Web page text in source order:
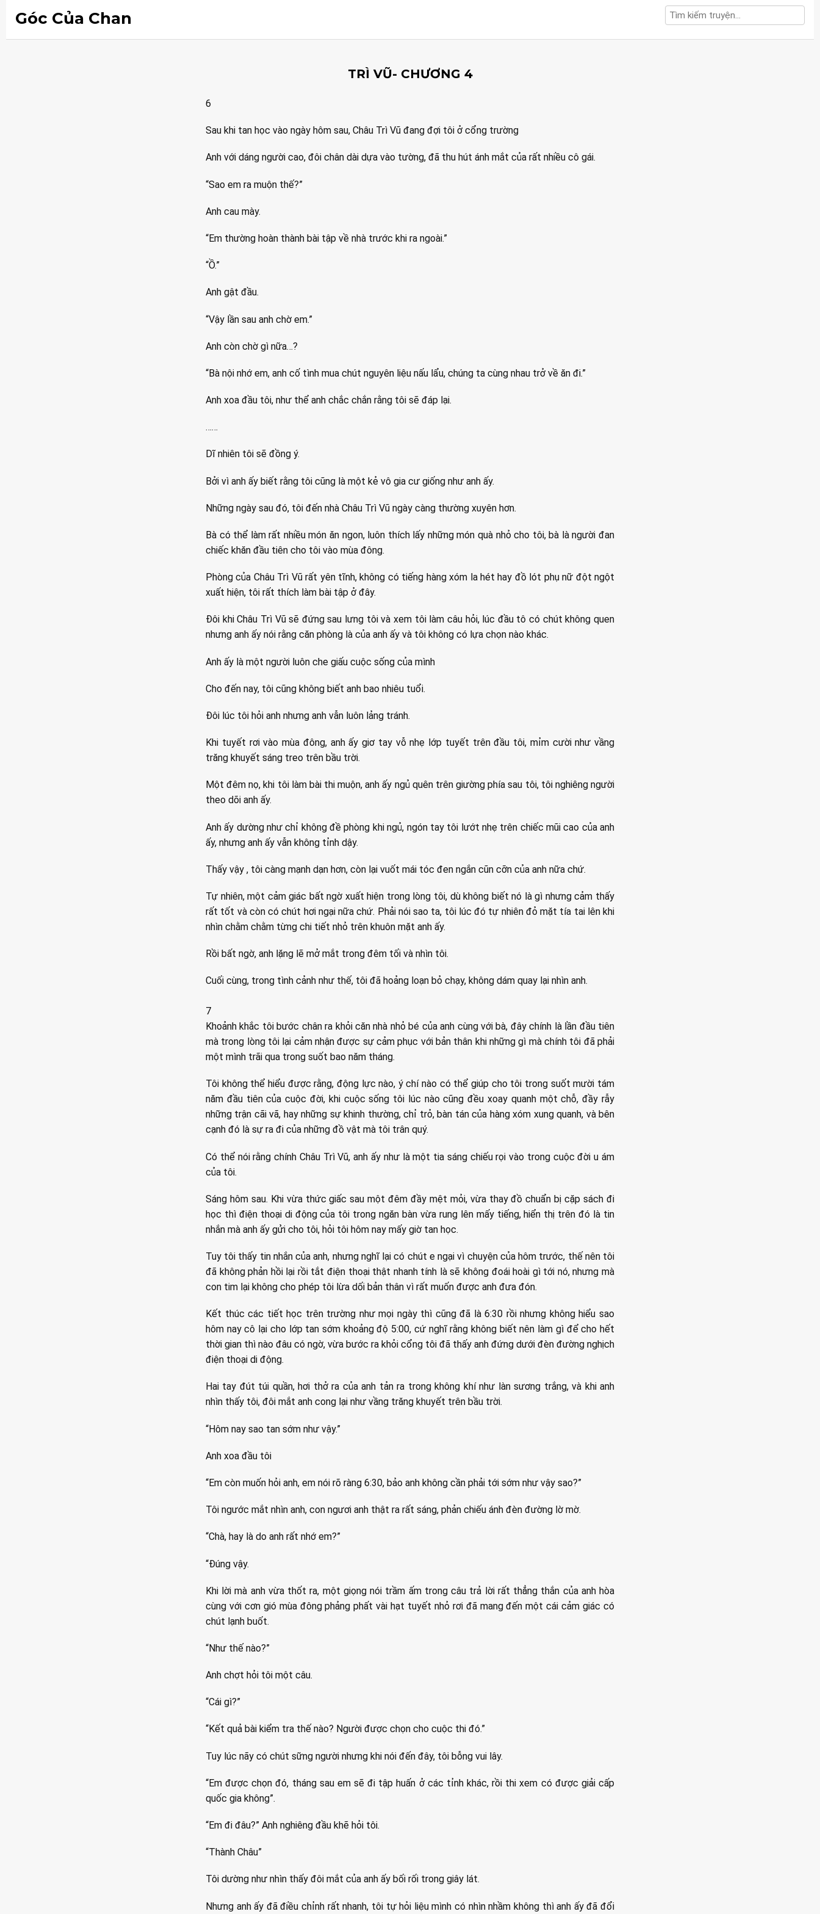
Góc Của Chan
TRÌ VŨ- CHƯƠNG 4
6
Sau khi tan học vào ngày hôm sau, Châu Trì Vũ đang đợi tôi ở cổng trường
Anh với dáng người cao, đôi chân dài dựa vào tường, đã thu hút ánh mắt của rất nhiều cô gái.
“Sao em ra muộn thế?”
Anh cau mày.
“Em thường hoàn thành bài tập về nhà trước khi ra ngoài.”
“Ồ.”
Anh gật đầu.
“Vậy lần sau anh chờ em.”
Anh còn chờ gì nữa…?
“Bà nội nhớ em, anh cố tình mua chút nguyên liệu nấu lẩu, chúng ta cùng nhau trở về ăn đi.”
Anh xoa đầu tôi, như thể anh chắc chắn rằng tôi sẽ đáp lại.
……
Dĩ nhiên tôi sẽ đồng ý.
Bởi vì anh ấy biết rằng tôi cũng là một kẻ vô gia cư giống như anh ấy.
Những ngày sau đó, tôi đến nhà Châu Trì Vũ ngày càng thường xuyên hơn.
Bà có thể làm rất nhiều món ăn ngon, luôn thích lấy những món quà nhỏ cho tôi, bà là người đan
chiếc khăn đầu tiên cho tôi vào mùa đông.
Phòng của Châu Trì Vũ rất yên tĩnh, không có tiếng hàng xóm la hét hay đồ lót phụ nữ đột ngột
xuất hiện, tôi rất thích làm bài tập ở đây.
Đôi khi Châu Trì Vũ sẽ đứng sau lưng tôi và xem tôi làm câu hỏi, lúc đầu tô có chút không quen
nhưng anh ấy nói rằng căn phòng là của anh ấy và tôi không có lựa chọn nào khác.
Anh ấy là một người luôn che giấu cuộc sống của mình
Cho đến nay, tôi cũng không biết anh bao nhiêu tuổi.
Đôi lúc tôi hỏi anh nhưng anh vẫn luôn lảng tránh.
Khi tuyết rơi vào mùa đông, anh ấy giơ tay vỗ nhẹ lớp tuyết trên đầu tôi, mỉm cười như vầng
trăng khuyết sáng treo trên bầu trời.
Một đêm nọ, khi tôi làm bài thi muộn, anh ấy ngủ quên trên giường phía sau tôi, tôi nghiêng người
theo dõi anh ấy.
Anh ấy dường như chỉ không đề phòng khi ngủ, ngón tay tôi lướt nhẹ trên chiếc mũi cao của anh
ấy, nhưng anh ấy vẫn không tỉnh dậy.
Thấy vậy , tôi càng mạnh dạn hơn, còn lại vuốt mái tóc đen ngắn cũn cỡn của anh nữa chứ.
Tự nhiên, một cảm giác bất ngờ xuất hiện trong lòng tôi, dù không biết nó là gì nhưng cảm thấy
rất tốt và còn có chút hơi ngại nữa chứ. Phải nói sao ta, tôi lúc đó tự nhiên đỏ mặt tía tai lên khi
nhìn chằm chằm từng chi tiết nhỏ trên khuôn mặt anh ấy.
Rồi bất ngờ, anh lặng lẽ mở mắt trong đêm tối và nhìn tôi.
Cuối cùng, trong tình cảnh như thế, tôi đã hoảng loạn bỏ chạy, không dám quay lại nhìn anh.
7
Khoảnh khắc tôi bước chân ra khỏi căn nhà nhỏ bé của anh cùng với bà, đây chính là lần đầu tiên
mà trong lòng tôi lại cảm nhận được sự cảm phục với bản thân khi những gì mà chính tôi đã phải
một mình trãi qua trong suốt bao năm tháng.
Tôi không thể hiểu được rằng, động lực nào, ý chí nào có thể giúp cho tôi trong suốt mười tám
năm đầu tiên của cuộc đời, khi cuộc sống tôi lúc nào cũng đều xoay quanh một chỗ, đầy rẫy
những trận cãi vã, hay những sự khinh thường, chỉ trỏ, bàn tán của hàng xóm xung quanh, và bên
cạnh đó là sự ra đi của những đồ vật mà tôi trân quý.
Có thể nói rằng chính Châu Trì Vũ, anh ấy như là một tia sáng chiếu rọi vào trong cuộc đời u ám
của tôi.
Sáng hôm sau. Khi vừa thức giấc sau một đêm đầy mệt mỏi, vừa thay đồ chuẩn bị cặp sách đi
học thì điện thoại di động của tôi trong ngăn bàn vừa rung lên mấy tiếng, hiển thị trên đó là tin
nhắn mà anh ấy gửi cho tôi, hỏi tôi hôm nay mấy giờ tan học.
Tuy tôi thấy tin nhắn của anh, nhưng nghĩ lại có chút e ngại vì chuyện của hôm trước, thế nên tôi
đã không phản hồi lại rồi tắt điện thoại thật nhanh tính là sẽ không đoái hoài gì tới nó, nhưng mà
con tim lại không cho phép tôi lừa dối bản thân vì rất muốn được anh đưa đón.
Kết thúc các tiết học trên trường như mọi ngày thì cũng đã là 6:30 rồi nhưng không hiểu sao
hôm nay cô lại cho lớp tan sớm khoảng độ 5:00, cứ nghĩ rằng không biết nên làm gì để cho hết
thời gian thì nào đâu có ngờ, vừa bước ra khỏi cổng tôi đã thấy anh đứng dưới đèn đường nghịch
điện thoại di động.
Hai tay đút túi quần, hơi thở ra của anh tản ra trong không khí như làn sương trắng, và khi anh
nhìn thấy tôi, đôi mắt anh cong lại như vầng trăng khuyết trên bầu trời.
“Hôm nay sao tan sớm như vậy.”
Anh xoa đầu tôi
“Em còn muốn hỏi anh, em nói rõ ràng 6:30, bảo anh không cần phải tới sớm như vậy sao?”
Tôi ngước mắt nhìn anh, con ngươi anh thật ra rất sáng, phản chiếu ánh đèn đường lờ mờ.
“Chà, hay là do anh rất nhớ em?”
“Đúng vậy.
Khi lời mà anh vừa thốt ra, một giọng nói trầm ấm trong câu trả lời rất thẳng thắn của anh hòa
cùng với cơn gió mùa đông phảng phất vài hạt tuyết nhỏ rơi đã mang đến một cái cảm giác có
chút lạnh buốt.
“Như thế nào?”
Anh chợt hỏi tôi một câu.
“Cái gì?”
“Kết quả bài kiểm tra thế nào? Người được chọn cho cuộc thi đó.”
Tuy lúc nãy có chút sững người nhưng khi nói đến đây, tôi bỗng vui lây.
“Em được chọn đó, tháng sau em sẽ đi tập huấn ở các tỉnh khác, rồi thi xem có được giải cấp
quốc gia không”.
“Em đi đâu?” Anh nghiêng đầu khẽ hỏi tôi.
“Thành Châu”
Tôi dường như nhìn thấy đôi mắt của anh ấy bối rối trong giây lát.
Nhưng anh ấy đã điều chỉnh rất nhanh, tôi tự hỏi liệu mình có nhìn nhầm không thì anh ấy đã đổi